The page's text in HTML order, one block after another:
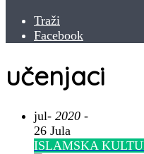
Traži
Facebook
učenjaci
jul- 2020 -
26 Jula
ISLAMSKA